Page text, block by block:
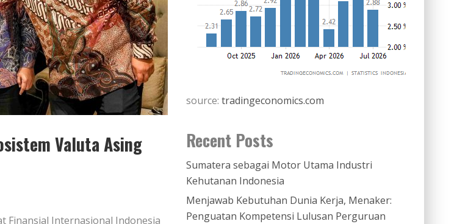
Valuta Asing
Finansial Internasional Indonesia
source: tradingeconomics.com
Recent Posts
Sumatera sebagai Motor Utama Industri
Kehutanan Indonesia
Menjawab Kebutuhan Dunia Kerja, Menaker:
Penguatan Kompetensi Lulusan Perguruan